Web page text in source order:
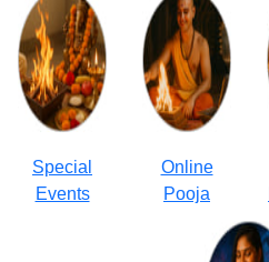
Special
Events
Online
Pooja